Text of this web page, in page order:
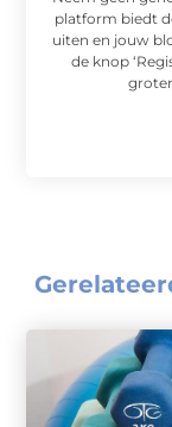
platform biedt
uiten en jouw
de knop